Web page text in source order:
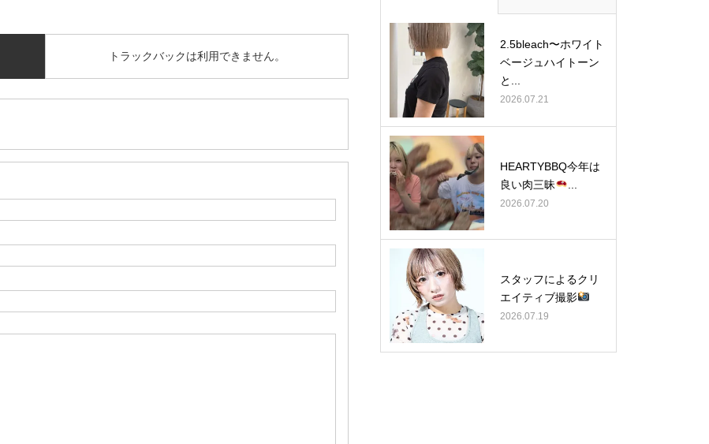
トラックバックは利用できません。
2.5bleach〜ホワイト
ベージュ⁡ハイトーン
と...
2026.07.21
HEARTYBBQ今年は
良い肉三昧
2026.07.20
スタッフによるクリ
エイティブ撮影
2026.07.19